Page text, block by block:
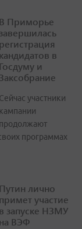
В Приморье
завершилась
регистрация
кандидатов в
Госдуму и
Заксобрание
Сейчас участники
кампании
продолжают
программах
Путин лично
примет участие
в запуске НЗМУ
на ВЭФ